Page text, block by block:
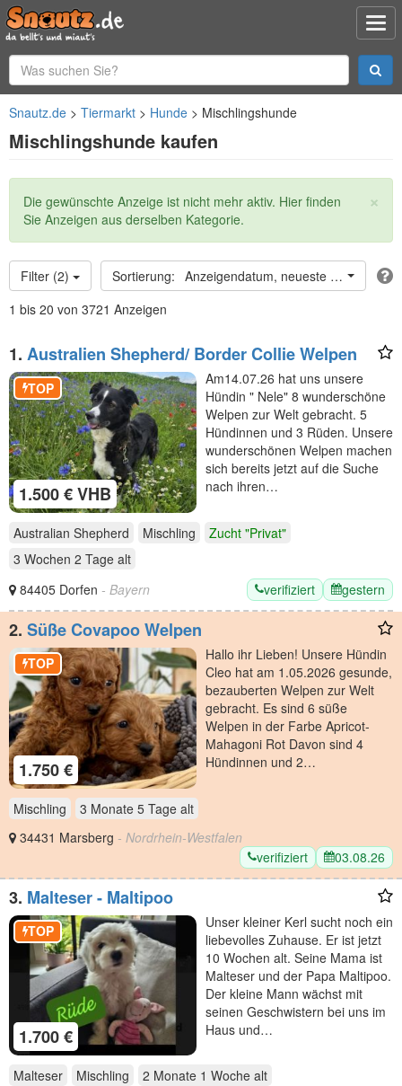
Snautz.de Tiermarkt Hunde Mischlingshunde
Mischlingshunde kaufen
×
Statusmeldung
Die gewünschte Anzeige ist nicht mehr aktiv. Hier finden
Sie Anzeigen aus derselben Kategorie.
Filter (2)
Anzeigendatum, neueste oben
1 bis 20 von 3721 Anzeigen
1. Australien Shepherd/ Border Collie Welpen
1.500 € VHB
TOP
Am14.07.26 hat uns unsere
Hündin " Nele" 8 wunderschöne
Welpen zur Welt gebracht. 5
Hündinnen und 3 Rüden. Unsere
wunderschönen Welpen machen
sich bereits jetzt auf die Suche
nach ihren…
Australian Shepherd Mischling
Zucht "Privat"
3 Wochen 2 Tage alt
84405 Dorfen - Bayern verifiziert gestern
2. Süße Covapoo Welpen
1.750 €
TOP
Hallo ihr Lieben! Unsere Hündin
Cleo hat am 1.05.2026 gesunde,
bezauberten Welpen zur Welt
gebracht. Es sind 6 süße
Welpen in der Farbe Apricot-
Mahagoni Rot Davon sind 4
Hündinnen und 2…
Mischling 3 Monate 5 Tage alt
34431 Marsberg - Nordrhein-Westfalen
verifiziert
03.08.26
3. Malteser - Maltipoo
1.700 €
TOP
Unser kleiner Kerl sucht noch ein
liebevolles Zuhause. Er ist jetzt
10 Wochen alt. Seine Mama ist
Malteser und der Papa Maltipoo.
Der kleine Mann wächst mit
seinen Geschwistern bei uns im
Haus und…
Malteser Mischling 2 Monate 1 Woche alt